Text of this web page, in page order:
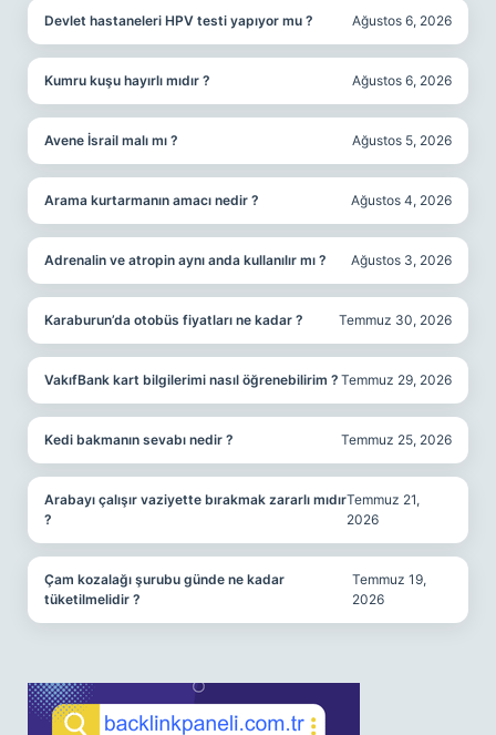
Devlet hastaneleri HPV testi yapıyor mu ? Ağustos 6, 2026
Kumru kuşu hayırlı mıdır ? Ağustos 6, 2026
Avene İsrail malı mı ? Ağustos 5, 2026
Arama kurtarmanın amacı nedir ? Ağustos 4, 2026
Adrenalin ve atropin aynı anda kullanılır mı ? Ağustos 3, 2026
Karaburun’da otobüs fiyatları ne kadar ? Temmuz 30, 2026
VakıfBank kart bilgilerimi nasıl öğrenebilirim ? Temmuz 29, 2026
Kedi bakmanın sevabı nedir ? Temmuz 25, 2026
Arabayı çalışır vaziyette bırakmak zararlı mıdır
?
Temmuz 21,
2026
Çam kozalağı şurubu günde ne kadar
tüketilmelidir ?
Temmuz 19,
2026